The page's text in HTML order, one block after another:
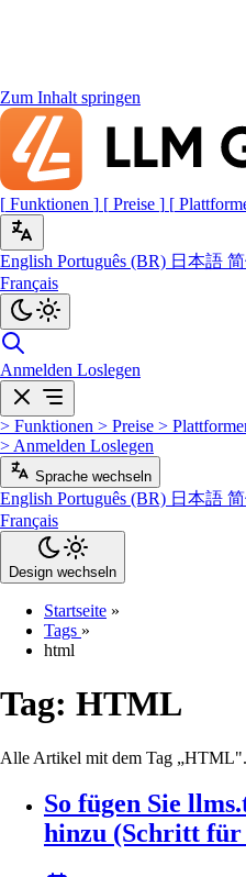
Zum Inhalt springen
[ Funktionen ] [ Preise ] [
English Português (BR) 日本語
Français
Anmelden Loslegen
> Funktionen > Preise >
> Anmelden Loslegen
Sprache wechseln
English Português (BR) 日本語
Français
Design wechseln
Startseite »
Tags »
html
Tag: HTML
Alle Artikel mit dem Tag „HTML".
So fügen Sie
hinzu (Schritt